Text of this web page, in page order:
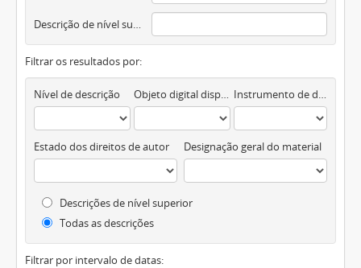
Descrição de nível superior
Filtrar os resultados por:
Nível de descrição Objeto digital disponível Instrumento de descrição documental
Estado dos direitos de autor Designação geral do material
Descrições de nível superior
Todas as descrições
Filtrar por intervalo de datas: